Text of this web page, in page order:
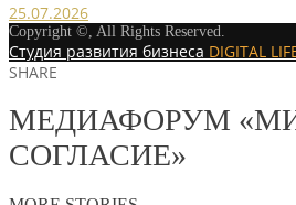
25.07.2026
Copyright ©, All Rights Reserved.
Студия развития бизнеса DIGITAL
SHARE
МЕДИАФОРУМ
СОГЛАСИЕ»